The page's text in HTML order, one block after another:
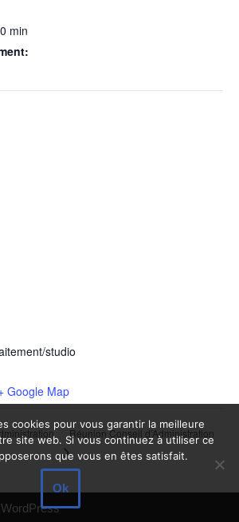
min
studio
Google Map
Réunion Conseil d’Administration
WordPress
cookies pour vous garantir la meilleure
site web. Si vous continuez à utiliser ce
que vous en êtes satisfait.
Ok